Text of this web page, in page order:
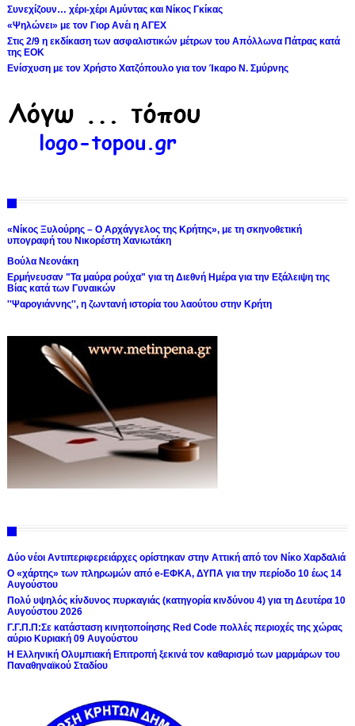
Συνεχίζουν… χέρι-χέρι Αμύντας και Νίκος Γκίκας
«Ψηλώνει» με τον Γιορ Ανέι η ΑΓΕΧ
Στις 2/9 η εκδίκαση των ασφαλιστικών μέτρων του Απόλλωνα Πάτρας κατά
της ΕΟΚ
Ενίσχυση με τον Χρήστο Χατζόπουλο για τον Ίκαρο Ν. Σμύρνης
«Νίκος Ξυλούρης – Ο Αρχάγγελος της Κρήτης», με τη σκηνοθετική
υπογραφή του Νικορέστη Χανιωτάκη
Βούλα Νεονάκη
Ερμήνευσαν "Τα μαύρα ρούχα" για τη Διεθνή Ημέρα για την Εξάλειψη της
Βίας κατά των Γυναικών
''Ψαρογιάννης'', η ζωντανή ιστορία του λαούτου στην Κρήτη
Δύο νέοι Αντιπεριφερειάρχες ορίστηκαν στην Αττική από τον Νίκο Χαρδαλιά
Ο «χάρτης» των πληρωμών από e-ΕΦΚΑ, ΔΥΠΑ για την περίοδο 10 έως 14
Αυγούστου
Πολύ υψηλός κίνδυνος πυρκαγιάς (κατηγορία κινδύνου 4) για τη Δευτέρα 10
Αυγούστου 2026
Γ.Γ.Π.Π:Σε κατάσταση κινητοποίησης Red Code πολλές περιοχές της χώρας
αύριο Κυριακή 09 Αυγούστου
Η Ελληνική Ολυμπιακή Επιτροπή ξεκινά τον καθαρισμό των μαρμάρων του
Παναθηναϊκού Σταδίου